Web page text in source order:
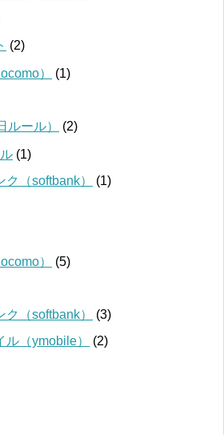
(2)
）
(1)
ルール）
(2)
(1)
ク（softbank）
(1)
）
(5)
ク（softbank）
(3)
ル（ymobile）
(2)